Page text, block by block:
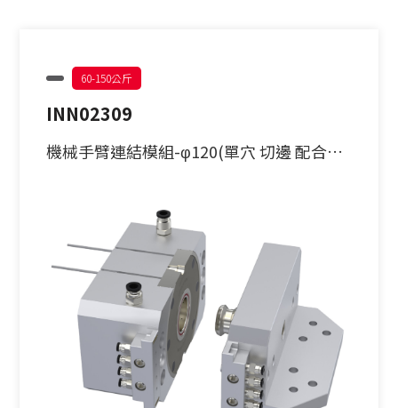
單定位Ｌ底板
三面錐塔
立柱 原點定位客製化
30-60公斤
60-150公斤
機械手臂客製化
60-150公斤
INN02309
機械手臂連結模組-φ120(單穴 切邊 配合磁